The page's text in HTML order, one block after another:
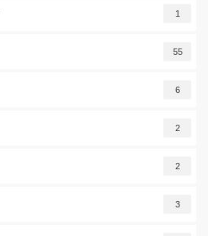
1
55
6
2
2
3